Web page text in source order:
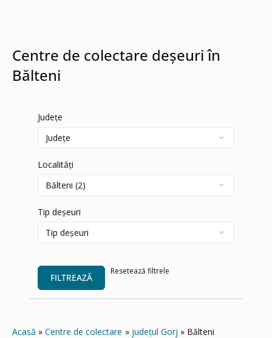
Centre de colectare deșeuri în
Bălteni
Județe
Localități
Tip deșeuri
FILTREAZĂ
Resetează filtrele
Acasă Centre de colectare județul Gorj Bălteni